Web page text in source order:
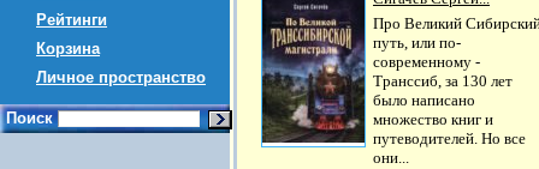
Рейтинги
Корзина
Личное пространство
Поиск
Про Великий
путь, или по-
современному -
Транссиб, за 130 лет
было написано
множество книг и
путеводителей. Но все
они...